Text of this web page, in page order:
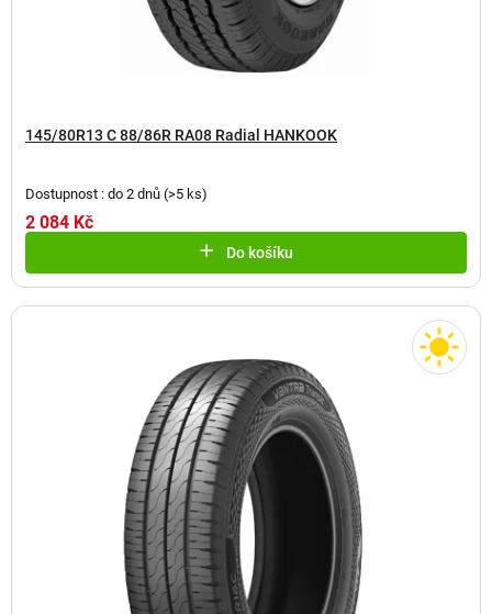
145/80R13 C 88/86R RA08 Radial HANKOOK
Dostupnost : do 2 dnů (>5 ks)
2 084 Kč
Do košíku